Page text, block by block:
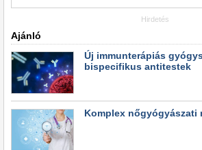
Hirdetés
Ajánló
Új immunterápiás
bispecifikus antitestek
Komplex nőgyógyászati